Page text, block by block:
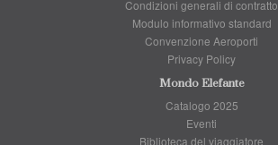
Condizioni generali di contratto
Modulo informativo standard
Convenzione Aeroporti
Privacy Policy
Mondo Elefante
Catalogo 2025
Eventi
Biblioteca del viaggiatore